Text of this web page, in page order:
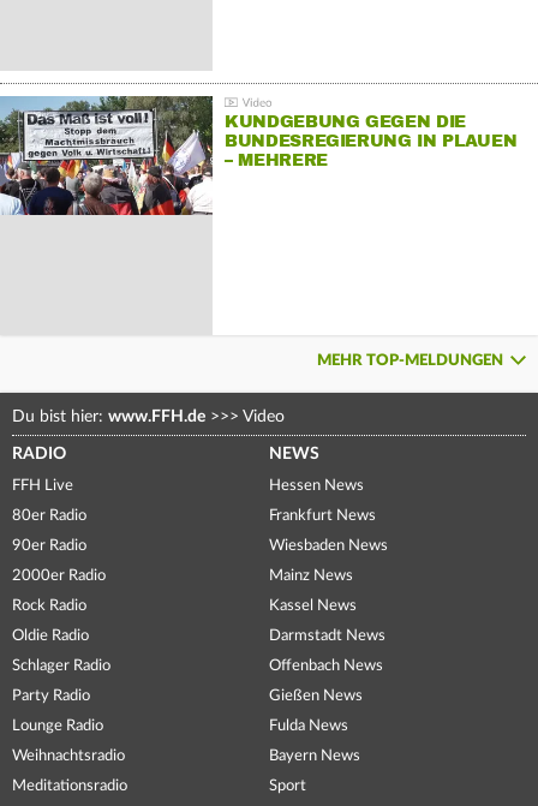
KUNDGEBUNG GEGEN DIE
BUNDESREGIERUNG IN PLAUEN
– MEHRERE
MEHR TOP-MELDUNGEN
Du bist hier: www.FFH.de >>> Video
RADIO
FFH Live
80er Radio
90er Radio
2000er Radio
Rock Radio
Oldie Radio
Schlager Radio
Party Radio
Lounge Radio
Weihnachtsradio
Meditationsradio
NEWS
Hessen News
Frankfurt News
Wiesbaden News
Mainz News
Kassel News
Darmstadt News
Offenbach News
Gießen News
Fulda News
Bayern News
Sport